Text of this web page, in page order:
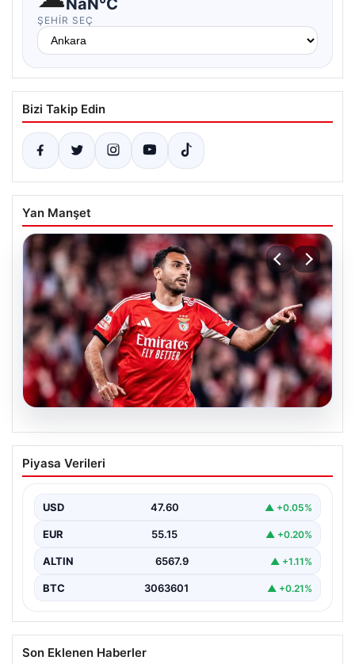
ŞEHIR SEÇ
Bizi Takip Edin
Yan Manşet
05.08.2026
Fenerbahçe’den hücum hattına dev
hamle! Benfica’nın gol makinesi
Piyasa Verileri
USD 47.60 ▲ +0.05%
EUR 55.15 ▲ +0.20%
ALTIN 6567.9 ▲ +1.11%
BTC 3063601 ▲ +0.21%
Son Eklenen Haberler